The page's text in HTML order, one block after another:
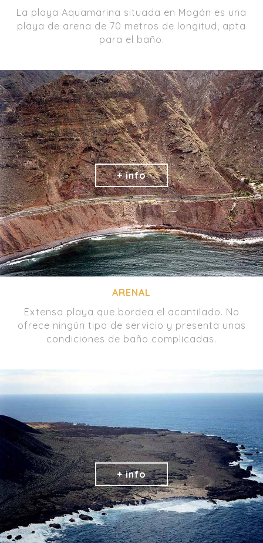
La playa Aquamarina situada en Mogán es una
playa de arena de 70 metros de longitud, apta
para el baño.
ARENAL
Extensa playa que bordea el acantilado. No
ofrece ningún tipo de servicio y presenta unas
condiciones de baño complicadas.